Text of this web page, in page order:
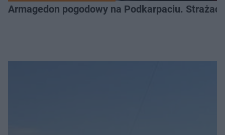
Armagedon pogodowy na Podkarpaciu.